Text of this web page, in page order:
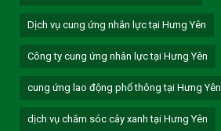
Dịch vụ cung ứng nhân lực tại Hưng Yên
Công ty cung ứng nhân lực tại Hưng Yên
cung ứng lao động phổ thông tại Hưng Yên
dịch vụ chăm sóc cây xanh tại Hưng Yên